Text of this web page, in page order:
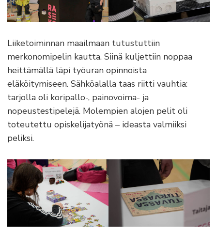
Liiketoiminnan maailmaan tutustuttiin
merkonomipelin kautta. Siinä kuljettiin noppaa
heittämällä läpi työuran opinnoista
eläköitymiseen. Sähköalalla taas riitti vauhtia:
tarjolla oli koripallo-, painovoima- ja
nopeustestipelejä. Molempien alojen pelit oli
toteutettu opiskelijatyönä – ideasta valmiiksi
peliksi.